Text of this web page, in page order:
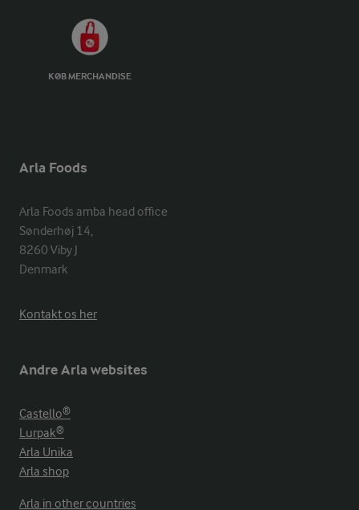
KØB MERCHANDISE
Arla Foods
Arla Foods amba head office
Sønderhøj 14,
8260 Viby J
Denmark
Kontakt os her
Andre Arla websites
Castello®
Lurpak®
Arla Unika
Arla shop
Arla in other countries